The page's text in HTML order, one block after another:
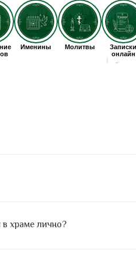
храме лично?